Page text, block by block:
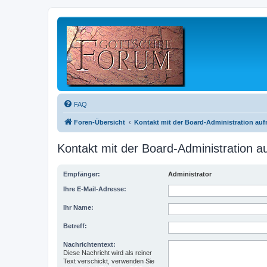
FAQ
Foren-Übersicht Kontakt mit der Board-Administration
Kontakt mit der Board-Administration
Empfänger: Administrator
Ihre E-Mail-Adresse:
Ihr Name:
Betreff:
Nachrichtentext:
Diese Nachricht wird als reiner
Text verschickt, verwenden Sie